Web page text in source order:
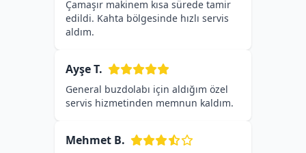
Çamaşır makinem kısa sürede tamir
edildi. Kahta bölgesinde hızlı servis
aldım.
Ayşe T.
General buzdolabı için aldığım özel
servis hizmetinden memnun kaldım.
Mehmet B.